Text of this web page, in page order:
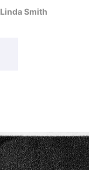
Linda Smith